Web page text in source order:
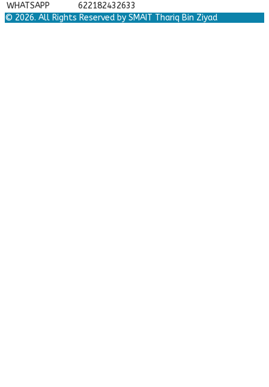
WHATSAPP
622182432633
© 2026. All Rights Reserved by SMAIT Thariq Bin Ziyad